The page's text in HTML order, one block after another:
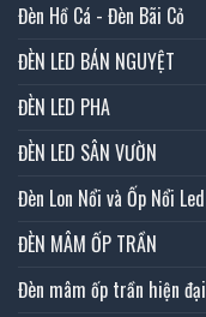
Đèn Hồ Cá - Đèn Bãi Cỏ
ĐÈN LED BÁN NGUYỆT
ĐÈN LED PHA
ĐÈN LED SÂN VƯỜN
Đèn Lon Nổi và Ốp Nổi Led
ĐÈN MÂM ỐP TRẦN
Đèn mâm ốp trần hiện đại